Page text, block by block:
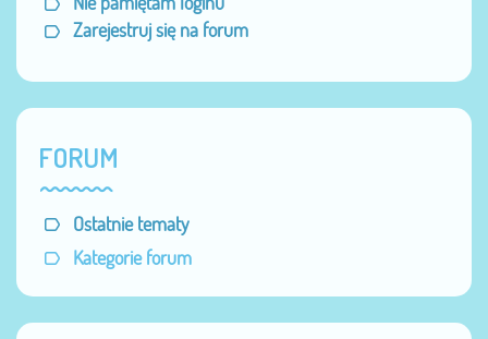
Zarejestruj się na forum
FORUM
Ostatnie tematy
Kategorie forum